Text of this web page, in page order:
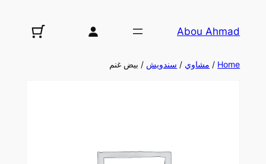
Abou Ahmad
Home
/ مشاوي / سندويش / بيض غنم